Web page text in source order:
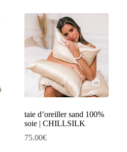
taie d’oreiller sand 100%
soie | CHILLSILK
75.00€